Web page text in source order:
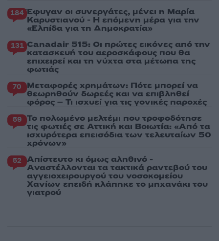
184 Έφυγαν οι συνεργάτες, μένει η Μαρία
Καρυστιανού - Η επόμενη μέρα για την
«Ελπίδα για τη Δημοκρατία»
131 Canadair 515: Οι πρώτες εικόνες από την
κατασκευή του αεροσκάφους που θα
επιχειρεί και τη νύχτα στα μέτωπα της
φωτιάς
70 Μεταφορές χρημάτων: Πότε μπορεί να
θεωρηθούν δωρεές και να επιβληθεί
φόρος – Τι ισχυεί για τις γονικές παροχές
59 Το πολωμένο μελτέμι που τροφοδότησε
τις φωτιές σε Αττική και Βοιωτία: «Από τα
ισχυρότερα επεισόδια των τελευταίων 50
χρόνων»
52 Απίστευτο κι όμως αληθινό -
Aναστέλλονται τα τακτικά ραντεβού του
αγγειοχειρουργού του νοσοκομείου
Χανίων επειδή κλάπηκε το μηχανάκι του
γιατρού